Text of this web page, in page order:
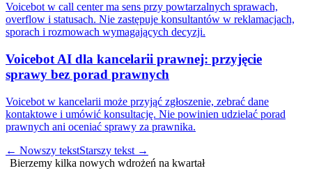
Voicebot w call center ma sens przy powtarzalnych sprawach,
overflow i statusach. Nie zastępuje konsultantów w reklamacjach,
sporach i rozmowach wymagających decyzji.
Voicebot AI dla kancelarii prawnej: przyjęcie
sprawy bez porad prawnych
Voicebot w kancelarii może przyjąć zgłoszenie, zebrać dane
kontaktowe i umówić konsultację. Nie powinien udzielać porad
prawnych ani oceniać sprawy za prawnika.
← Nowszy tekstStarszy tekst →
Bierzemy kilka nowych wdrożeń na kwartał